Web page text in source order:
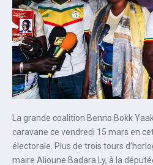
La grande coalition Benno Bokk
caravane ce vendredi 15 mars en
électorale. Plus de trois tours
maire Alioune Badara Ly, à la